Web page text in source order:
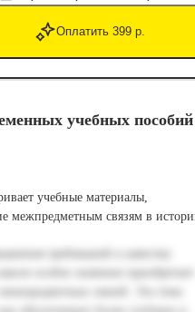
Оплатить 399 р.
учебных
учебные материалы,
межпредметным связям в